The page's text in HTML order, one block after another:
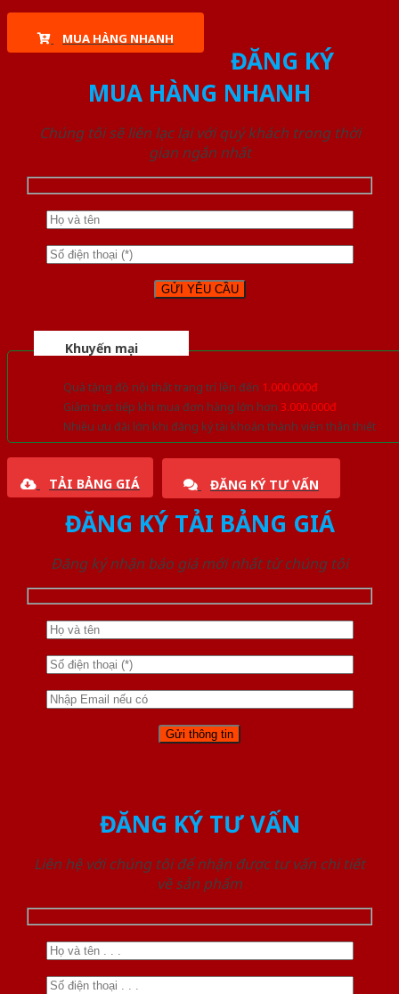
MUA HÀNG NHANH
ĐĂNG KÝ
MUA HÀNG NHANH
Chúng tôi sẽ liên lạc lại với quý khách trong thời
gian ngắn nhất
Khuyến mại
Quà tặng đồ nội thất trang trí lên đến 1.000.000đ
Giảm trực tiếp khi mua đơn hàng lớn hơn 3.000.000đ
Nhiều ưu đãi lớn khi đăng ký tài khoản thành viên thân thiết
TẢI BẢNG GIÁ ĐĂNG KÝ TƯ VẤN
ĐĂNG KÝ TẢI BẢNG GIÁ
Đăng ký nhận báo giá mới nhất từ chúng tôi
ĐĂNG KÝ TƯ VẤN
Liên hệ với chúng tôi để nhận được tư vấn chi tiết
về sản phẩm